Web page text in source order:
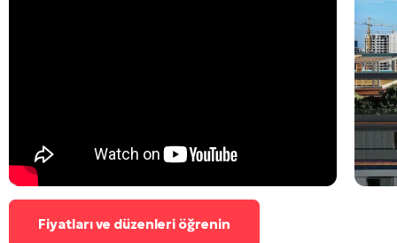
Fiyatları ve düzenleri öğrenin